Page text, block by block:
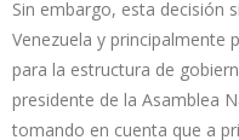
Sin embargo, esta decisión
Venezuela y principalmente
para la estructura de
presidente de la Asamblea
tomando en cuenta que a